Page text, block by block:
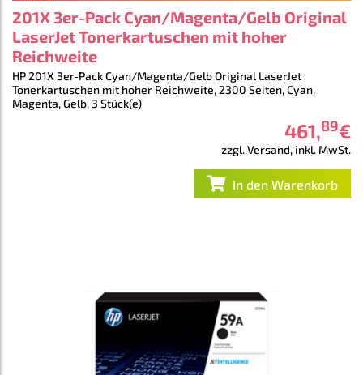
201X 3er-Pack Cyan/Magenta/Gelb Original
LaserJet Tonerkartuschen mit hoher
Reichweite
HP 201X 3er-Pack Cyan/Magenta/Gelb Original LaserJet
Tonerkartuschen mit hoher Reichweite, 2300 Seiten, Cyan,
Magenta, Gelb, 3 Stück(e)
461,89€
zzgl. Versand, inkl. MwSt.
In den Warenkorb